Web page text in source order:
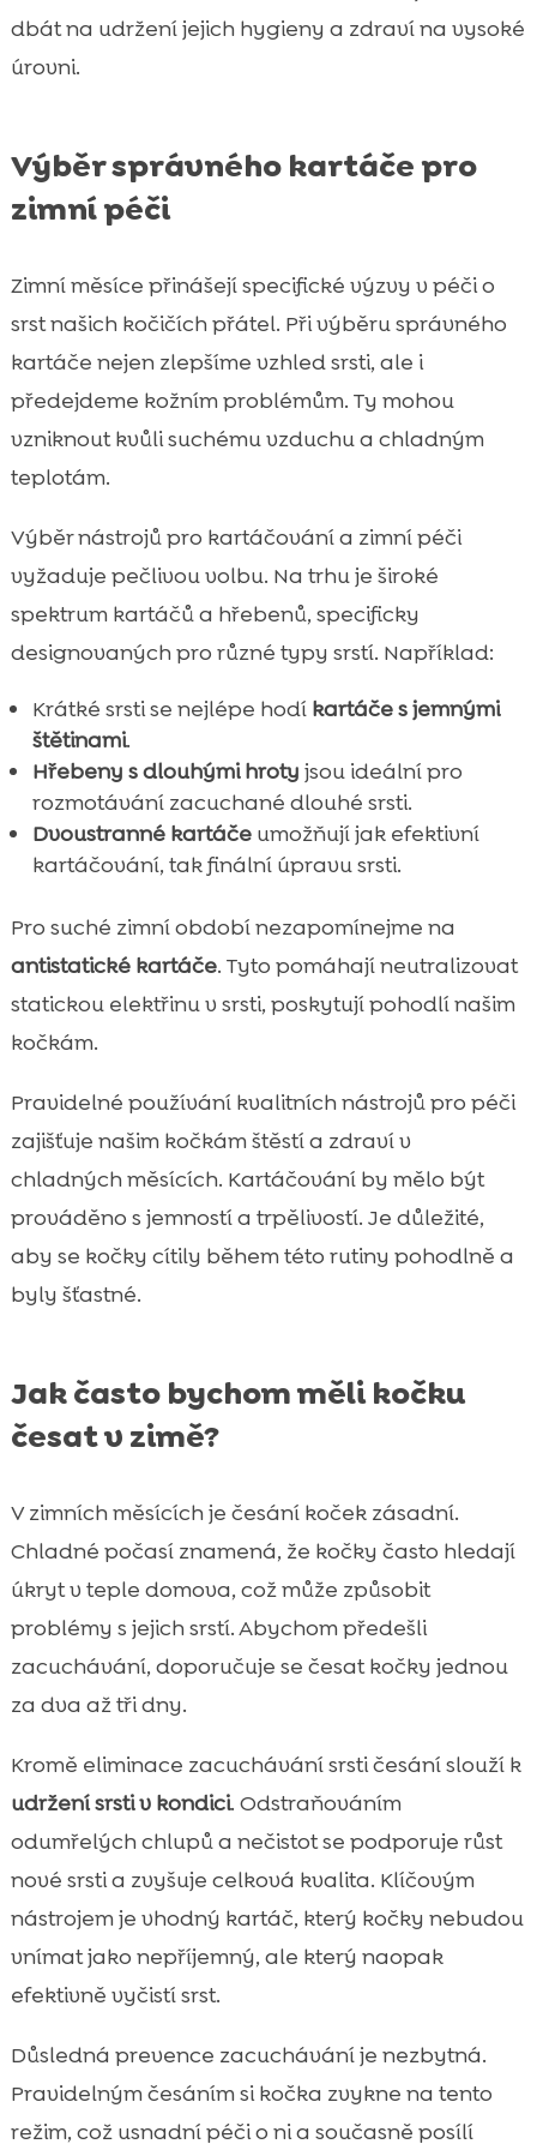
dbát na udržení jejich hygieny a zdraví na vysoké
úrovni.
Výběr správného kartáče pro
zimní péči
Zimní měsíce přinášejí specifické výzvy v péči o
srst našich kočičích přátel. Při výběru správného
kartáče nejen zlepšíme vzhled srsti, ale i
předejdeme kožním problémům. Ty mohou
vzniknout kvůli suchému vzduchu a chladným
teplotám.
Výběr nástrojů pro kartáčování a zimní péči
vyžaduje pečlivou volbu. Na trhu je široké
spektrum kartáčů a hřebenů, specificky
designovaných pro různé typy srstí. Například:
Krátké srsti se nejlépe hodí kartáče s jemnými
štětinami.
Hřebeny s dlouhými hroty jsou ideální pro
rozmotávání zacuchané dlouhé srsti.
Dvoustranné kartáčeumožňují jak efektivní
kartáčování, tak finální úpravu srsti.
Pro suché zimní období nezapomínejme na
antistatické kartáče. Tyto pomáhají neutralizovat
statickou elektřinu v srsti, poskytují pohodlí našim
kočkám.
Pravidelné používání kvalitních nástrojů pro péči
zajišťuje našim kočkám štěstí a zdraví v
chladných měsících. Kartáčování by mělo být
prováděno s jemností a trpělivostí. Je důležité,
aby se kočky cítily během této rutiny pohodlně a
byly šťastné.
Jak často bychom měli kočku
česat v zimě?
V zimních měsících je česání koček zásadní.
Chladné počasí znamená, že kočky často hledají
úkryt v teple domova, což může způsobit
problémy s jejich srstí. Abychom předešli
zacuchávání, doporučuje se česat kočky jednou
za dva až tři dny.
Kromě eliminace zacuchávání srsti česání slouží k
udržení srsti v kondici. Odstraňováním
odumřelých chlupů a nečistot se podporuje růst
nové srsti a zvyšuje celková kvalita. Klíčovým
nástrojem je vhodný kartáč, který kočky nebudou
vnímat jako nepříjemný, ale který naopak
efektivně vyčistí srst.
Důsledná prevence zacuchávání je nezbytná.
Pravidelným česáním si kočka zvykne na tento
režim, což usnadní péči o ni a současně posílí